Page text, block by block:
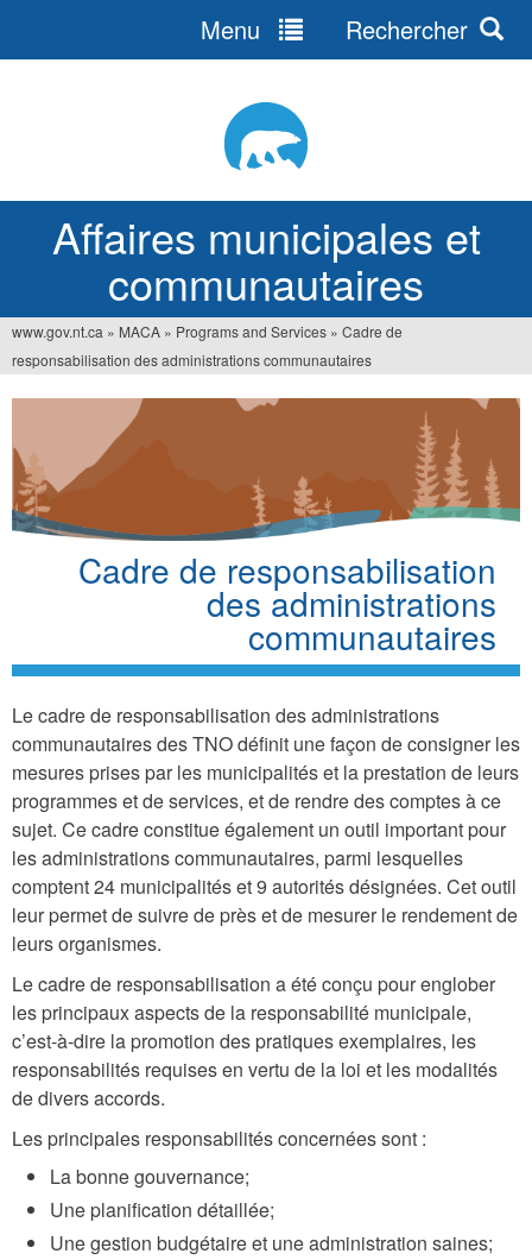
Affaires municipales et
communautaires
Menu Rechercher
Vous
êtes
www.gov.nt.ca » MACA » Programs and Services » Cadre de
responsabilisation des administrations communautaires
Cadre de responsabilisation
des administrations
communautaires
Le cadre de responsabilisation des administrations
communautaires des TNO définit une façon de consigner les
mesures prises par les municipalités et la prestation de leurs
programmes et de services, et de rendre des comptes à ce
sujet. Ce cadre constitue également un outil important pour
les administrations communautaires, parmi lesquelles
comptent 24 municipalités et 9 autorités désignées. Cet outil
leur permet de suivre de près et de mesurer le rendement de
leurs organismes.
Le cadre de responsabilisation a été conçu pour englober
les principaux aspects de la responsabilité municipale,
c’est-à-dire la promotion des pratiques exemplaires, les
responsabilités requises en vertu de la loi et les modalités
de divers accords.
Les principales responsabilités concernées sont :
La bonne gouvernance;
Une planification détaillée;
Une gestion budgétaire et une administration saines;